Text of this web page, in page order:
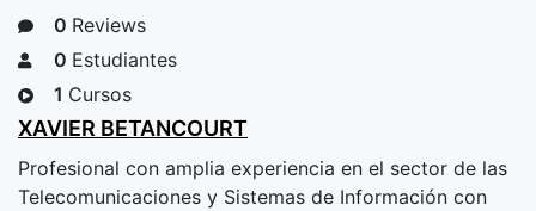
0 Reviews
0 Estudiantes
1 Cursos
XAVIER BETANCOURT
Profesional con amplia experiencia en el sector de las
Telecomunicaciones y Sistemas de Información con